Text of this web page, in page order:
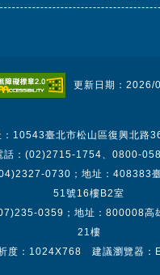
更新日期：2026/
：10543臺北市松山區復興北路
話：(02)2715-1754、0800-
0730；地址：408383
51號16樓B2室
0359；地址：800008高
21樓
度：1024X768 建議瀏覽器：